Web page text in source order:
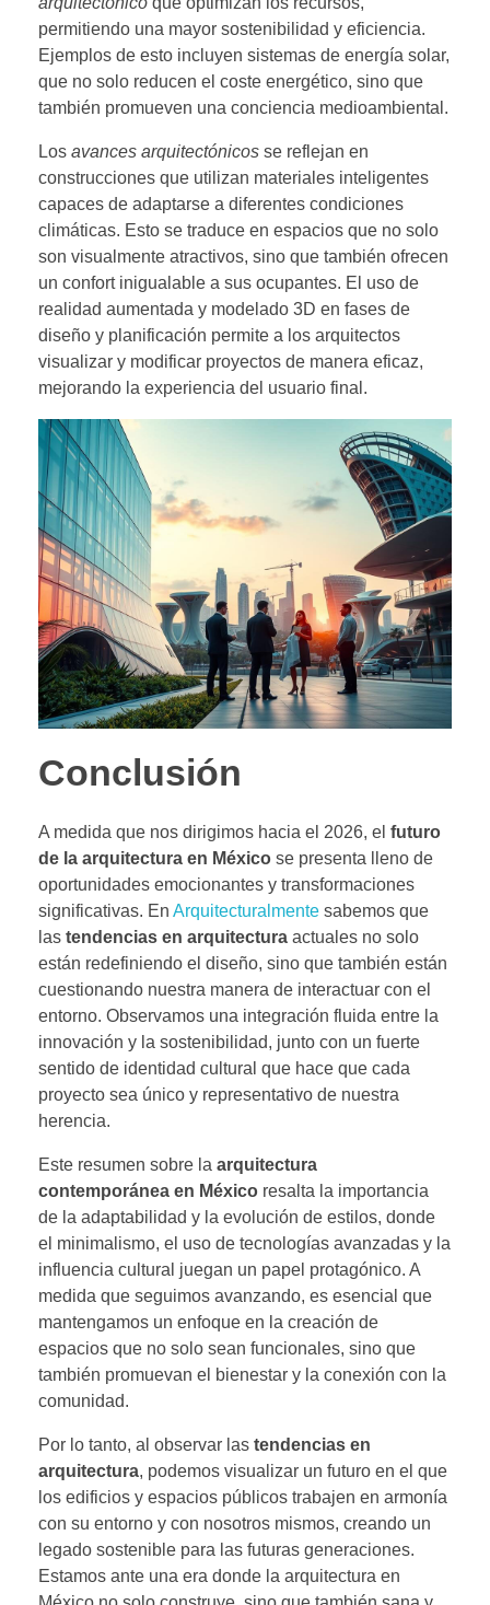
permitiendo una mayor sostenibilidad y eficiencia.
Ejemplos de esto incluyen sistemas de energía solar,
que no solo reducen el coste energético, sino que
también promueven una conciencia medioambiental.
Los avances arquitectónicos se reflejan en
construcciones que utilizan materiales inteligentes
capaces de adaptarse a diferentes condiciones
climáticas. Esto se traduce en espacios que no solo
son visualmente atractivos, sino que también ofrecen
un confort inigualable a sus ocupantes. El uso de
realidad aumentada y modelado 3D en fases de
diseño y planificación permite a los arquitectos
visualizar y modificar proyectos de manera eficaz,
mejorando la experiencia del usuario final.
Conclusión
A medida que nos dirigimos hacia el 2026, el futuro
de la arquitectura en México se presenta lleno de
oportunidades emocionantes y transformaciones
significativas. En Arquitecturalmente sabemos que
las tendencias en arquitectura actuales no solo
están redefiniendo el diseño, sino que también están
cuestionando nuestra manera de interactuar con el
entorno. Observamos una integración fluida entre la
innovación y la sostenibilidad, junto con un fuerte
sentido de identidad cultural que hace que cada
proyecto sea único y representativo de nuestra
herencia.
Este resumen sobre la arquitectura
contemporánea en México resalta la importancia
de la adaptabilidad y la evolución de estilos, donde
el minimalismo, el uso de tecnologías avanzadas y la
influencia cultural juegan un papel protagónico. A
medida que seguimos avanzando, es esencial que
mantengamos un enfoque en la creación de
espacios que no solo sean funcionales, sino que
también promuevan el bienestar y la conexión con la
comunidad.
Por lo tanto, al observar las tendencias en
arquitectura, podemos visualizar un futuro en el que
los edificios y espacios públicos trabajen en armonía
con su entorno y con nosotros mismos, creando un
legado sostenible para las futuras generaciones.
Estamos ante una era donde la arquitectura en